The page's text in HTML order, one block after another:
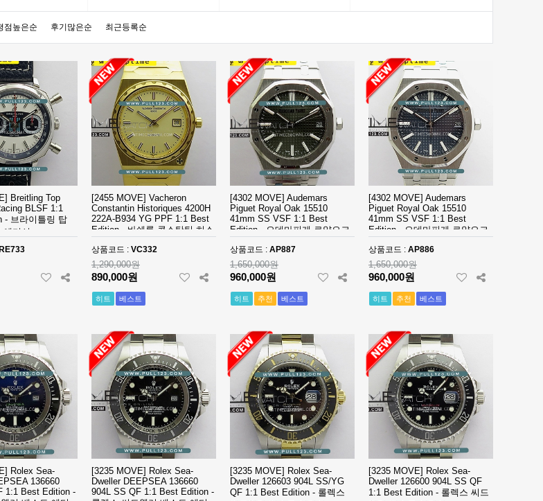
Colt (12)
Emperador (6) Explorer (10) Explorer II (11)
(59) Glashutte Original (36) GMT-Master (129) Grand complications (37)
Historiques (8) Hublot (1) Ingenieur (4)
(1) Konstantin Chaykin (12) Land-Dweller (9) Longines (49)
(11) Luminor Submersible (44) Malte (6) Marine (5)
Milgauss (3) Millenary (11) Monaco (1)
(87) Octo (10) Other Brand (6) Overseas (69)
Patrimony (10) Perrelet (1) Pilot (120)
portofino (46) Portugueser (131) Premier (2)
RM023 (2) RM027 (1) RM032 (1)
RM051 (5) RM052 (7) RM055 (47)
RM07 (29) RM16 (2) Roadster (1)
Royal Oak (256) Royal Oak Offshore (66) Royal Oak Offshore Dive (33)
Sea-Dweller (44) Sea-Master (210) Sea-Master Aqua Terra (55)
(2) Speed-Master (41) Spirit of Big bang (5) Spuare Bang (8)
점높은순 후기많은순 최근등록순
Breitling Top
BLSF 1:1
- 브라이틀링 탑
에디션
[2455 MOVE] Vacheron
Constantin Historiques 4200H
222A-B934 YG PPF 1:1 Best
Edition - 바쉐론 콘스탄틴 히스
상품코드 : VC332
1,290,000원
890,000원
히트 베스트
[4302 MOVE] Audemars
Piguet Royal Oak 15510
41mm SS VSF 1:1 Best
Edition - 오데마피게 로얄오크
상품코드 : AP887
1,650,000원
960,000원
히트 추천 베스트
[4302 MOVE] Audemars
Piguet Royal Oak 15510
41mm SS VSF 1:1 Best
Edition - 오데마피게 로얄오크
상품코드 : AP886
1,650,000원
960,000원
히트 추천 베스트
Rolex Sea-
136660
1:1 Best Edition -
[3235 MOVE] Rolex Sea-
Dweller DEEPSEA 136660
904L SS QF 1:1 Best Edition -
[3235 MOVE] Rolex Sea-
Dweller 126603 904L SS/YG
QF 1:1 Best Edition - 롤렉스
[3235 MOVE] Rolex Sea-
Dweller 126600 904L SS QF
1:1 Best Edition - 롤렉스 씨드